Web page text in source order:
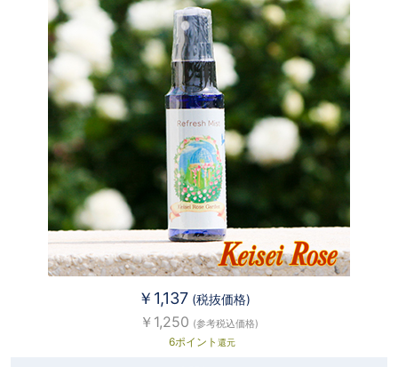
￥1,137 (税抜価格)
￥1,250 (参考税込価格)
6ポイント 還元